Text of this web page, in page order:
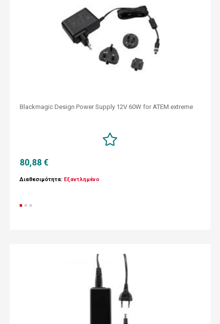
Blackmagic Design Power Supply 12V 60W for ATEM extreme
80,88 €
Διαθεσιμότητα: Εξαντλημένο